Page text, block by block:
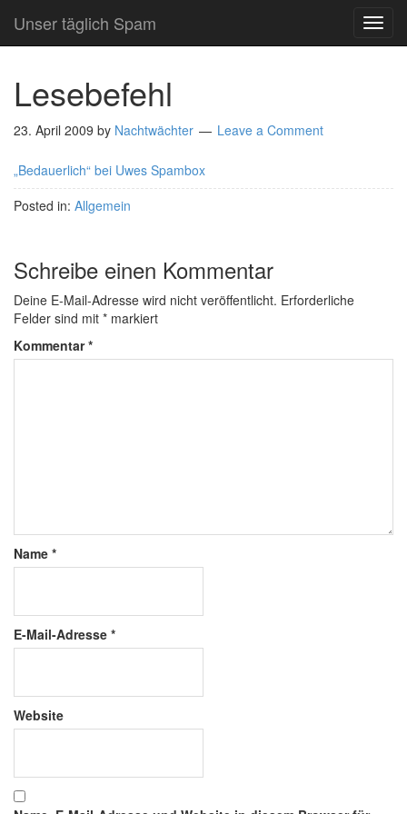
Unser täglich Spam
Lesebefehl
23. April 2009 by Nachtwächter Leave a Comment
„Bedauerlich“ bei Uwes Spambox
Posted in: Allgemein
Schreibe einen Kommentar
Deine E-Mail-Adresse wird nicht veröffentlicht. Erforderliche
Felder sind mit * markiert
Kommentar*
Name *
E-Mail-Adresse *
Website